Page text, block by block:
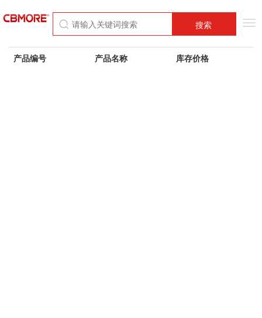
搜索
产品编号 产品名称 库存价格